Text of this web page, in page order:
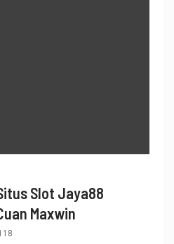
Slot Jaya88
Maxwin